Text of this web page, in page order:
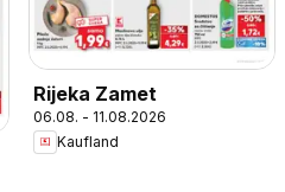
Rijeka Zamet
06.08. - 11.08.2026
Kaufland